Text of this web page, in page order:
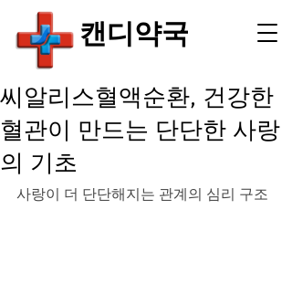
​캔디약국
씨알리스혈액순환, 건강한
혈관이 만드는 단단한 사랑
의 기초
사랑이 더 단단해지는 관계의 심리 구조